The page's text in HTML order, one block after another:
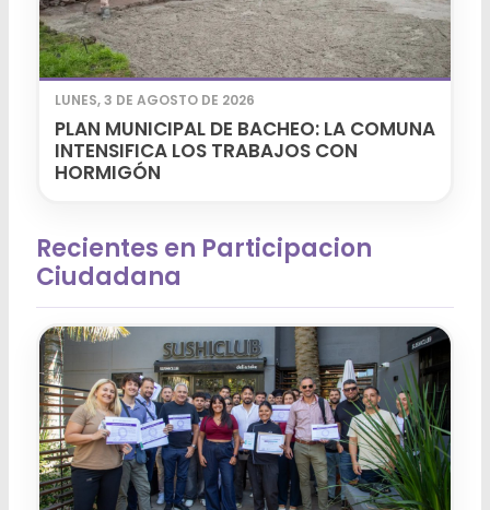
LUNES, 3 DE AGOSTO DE 2026
PLAN MUNICIPAL DE BACHEO: LA COMUNA
INTENSIFICA LOS TRABAJOS CON
HORMIGÓN
Recientes en Participacion
Ciudadana